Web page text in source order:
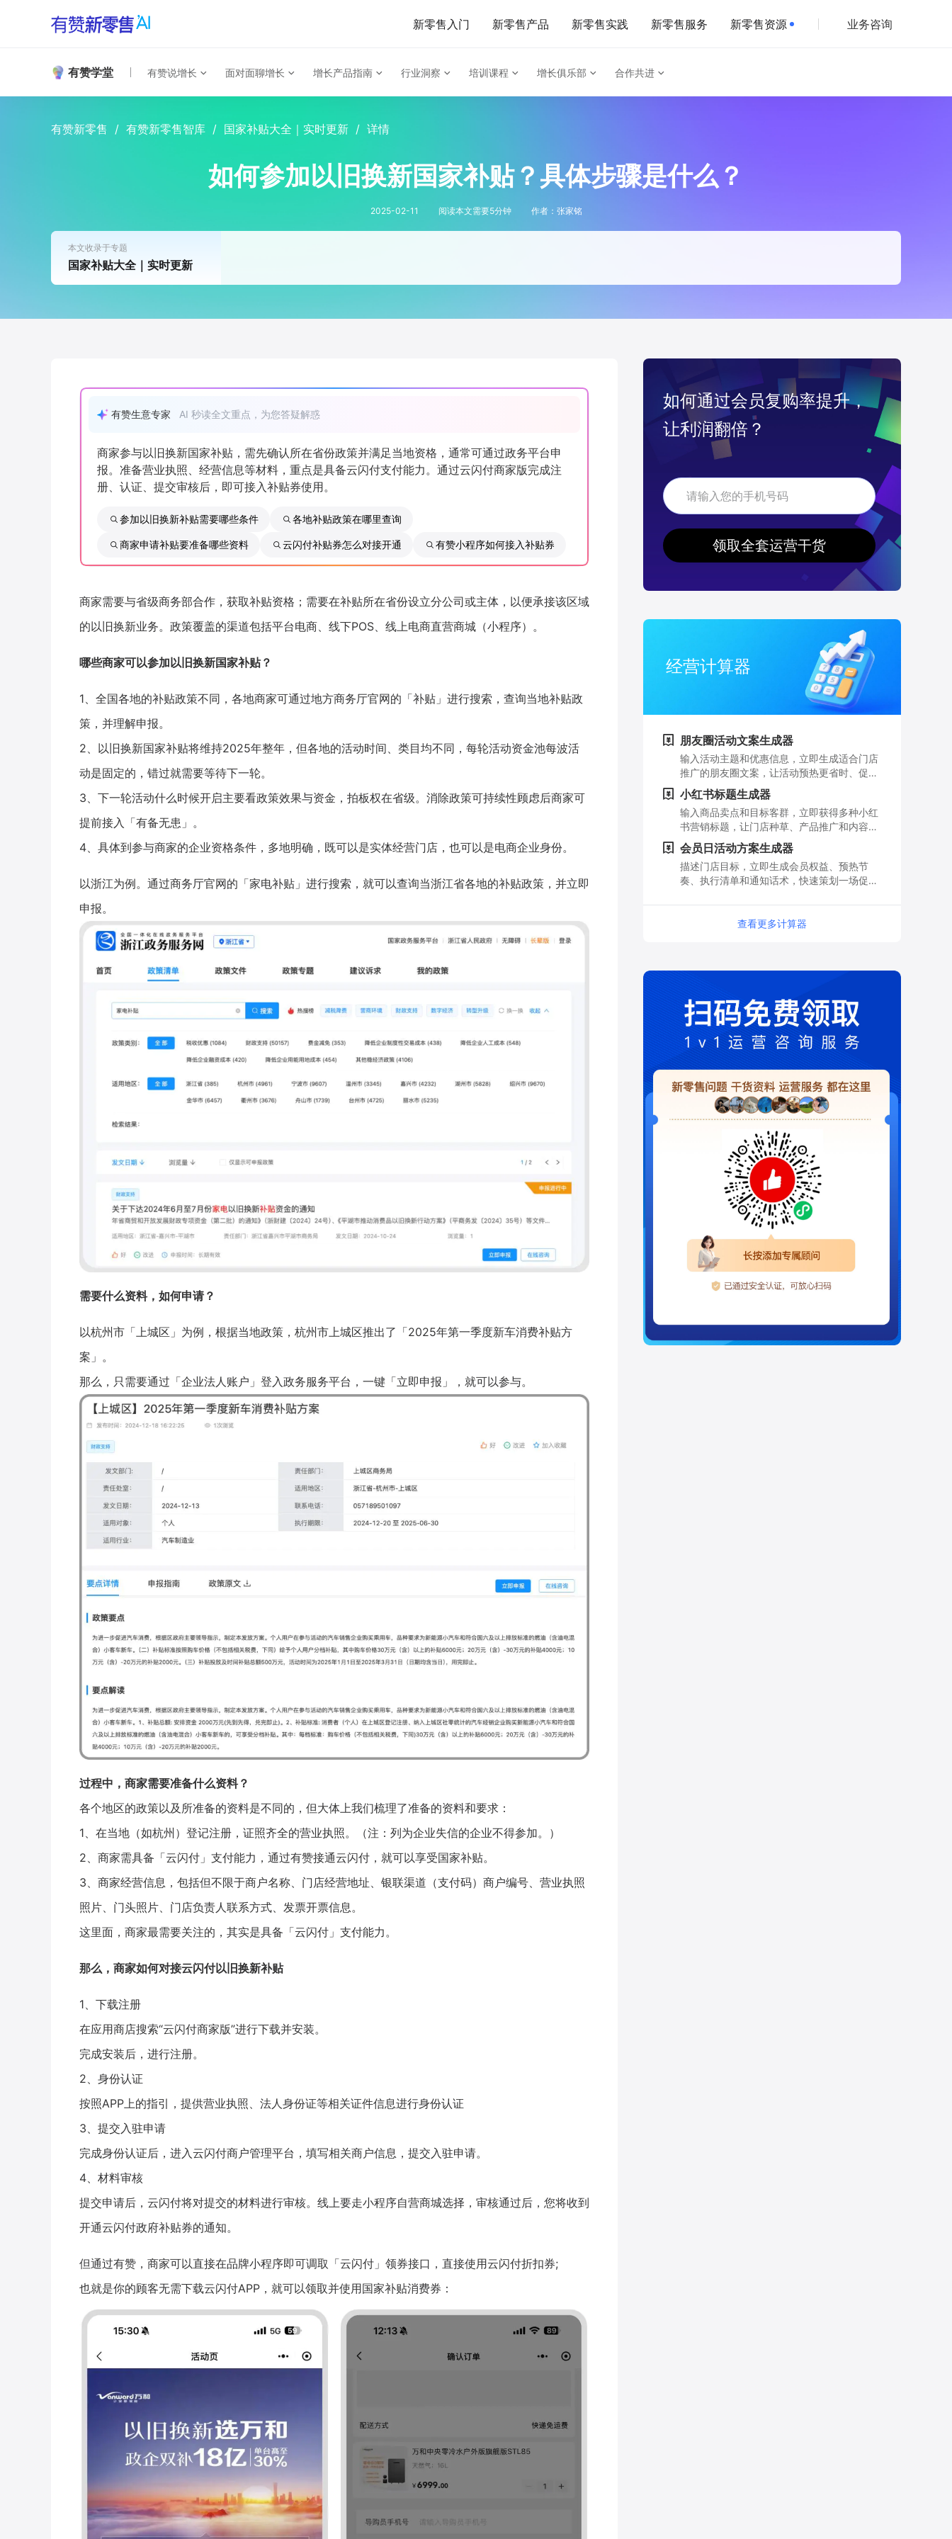
新零售入门 新零售产品 新零售实践 新零售服务 新零售资源 业务咨询
有赞学堂 有赞说增长 面对面聊增长 增长产品指南 行业洞察 培训课程 增长俱乐部 合作共进
有赞新零售 / 有赞新零售智库 / 国家补贴大全｜实时更新 / 详情
如何参加以旧换新国家补贴？具体步骤是什么？
2025-02-11 阅读本文需要5分钟 作者： 张家铭
本文收录于专题
国家补贴大全｜实时更新
有赞生意专家 AI 秒读全文重点，为您答疑解惑
商家参与以旧换新国家补贴，需先确认所在省份政策并满足当地资格，通常可通过政务平台申
报。准备营业执照、经营信息等材料，重点是具备云闪付支付能力。通过云闪付商家版完成注
册、认证、提交审核后，即可接入补贴券使用。
参加以旧换新补贴需要哪些条件 各地补贴政策在哪里查询
商家申请补贴要准备哪些资料 云闪付补贴券怎么对接开通 有赞小程序如何接入补贴券
商家需要与省级商务部合作，获取补贴资格；需要在补贴所在省份设立分公司或主体，以便承接该区域
的以旧换新业务。政策覆盖的渠道包括平台电商、线下POS、线上电商直营商城（小程序）。
哪些商家可以参加以旧换新国家补贴？
1、全国各地的补贴政策不同，各地商家可通过地方商务厅官网的「补贴」进行搜索，查询当地补贴政
策，并理解申报。
2、以旧换新国家补贴将维持2025年整年，但各地的活动时间、类目均不同，每轮活动资金池每波活
动是固定的，错过就需要等待下一轮。
3、下一轮活动什么时候开启主要看政策效果与资金，拍板权在省级。消除政策可持续性顾虑后商家可
提前接入「有备无患」。
4、具体到参与商家的企业资格条件，多地明确，既可以是实体经营门店，也可以是电商企业身份。
以浙江为例。通过商务厅官网的「家电补贴」进行搜索，就可以查询当浙江省各地的补贴政策，并立即
申报。
需要什么资料，如何申请？
以杭州市「上城区」为例，根据当地政策，杭州市上城区推出了「2025年第一季度新车消费补贴方
案」。
那么，只需要通过「企业法人账户」登入政务服务平台，一键「立即申报」，就可以参与。
过程中，商家需要准备什么资料？
各个地区的政策以及所准备的资料是不同的，但大体上我们梳理了准备的资料和要求：
1、在当地（如杭州）登记注册，证照齐全的营业执照。（注：列为企业失信的企业不得参加。）
2、商家需具备「云闪付」支付能力，通过有赞接通云闪付，就可以享受国家补贴。
3、商家经营信息，包括但不限于商户名称、门店经营地址、银联渠道（支付码）商户编号、营业执照
照片、门头照片、门店负责人联系方式、发票开票信息。
这里面，商家最需要关注的，其实是具备「云闪付」支付能力。
那么，商家如何对接云闪付以旧换新补贴
1、下载注册
在应用商店搜索“云闪付商家版”进行下载并安装。
完成安装后，进行注册。
2、身份认证
按照APP上的指引，提供营业执照、法人身份证等相关证件信息进行身份认证
3、提交入驻申请
完成身份认证后，进入云闪付商户管理平台，填写相关商户信息，提交入驻申请。
4、材料审核
提交申请后，云闪付将对提交的材料进行审核。线上要走小程序自营商城选择，审核通过后，您将收到
开通云闪付政府补贴券的通知。
但通过有赞，商家可以直接在品牌小程序即可调取「云闪付」领券接口，直接使用云闪付折扣券;
也就是你的顾客无需下载云闪付APP，就可以领取并使用国家补贴消费券：
如何通过会员复购率提升，
让利润翻倍？
领取全套运营干货
经营计算器
朋友圈活动文案生成器
输入活动主题和优惠信息，立即生成适合门店
推广的朋友圈文案，让活动预热更省时、促销
信息更有吸引力。
小红书标题生成器
输入商品卖点和目标客群，立即获得多种小红
书营销标题，让门店种草、产品推广和内容获
客更轻松。
会员日活动方案生成器
描述门店目标，立即生成会员权益、预热节
奏、执行清单和通知话术，快速策划一场促进
查看更多计算器